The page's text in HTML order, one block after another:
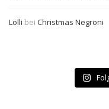
Lölli bei Christmas Negroni